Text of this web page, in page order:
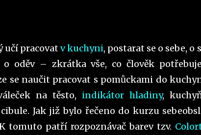
učí pracovatv kuchyni, postarat se o sebe, o
oděv – zkrátka vše, co člověk
naučit pracovat s pomůckami do
na těsto, indikátor hladiny,
Jak již bylo řečeno do kurzu
tomuto patří rozpoznávač barev tzv.